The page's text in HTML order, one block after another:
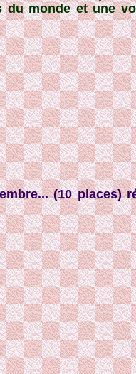
du monde et une
(10 places)